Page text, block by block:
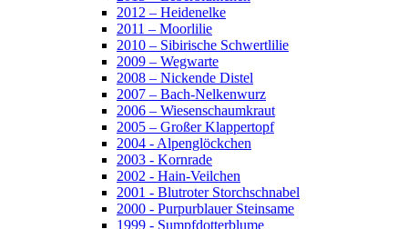
2012 – Heidenelke
2011 – Moorlilie
2010 – Sibirische Schwertlilie
2009 – Wegwarte
2008 – Nickende Distel
2007 – Bach-Nelkenwurz
2006 – Wiesenschaumkraut
2005 – Großer Klappertopf
2004 - Alpenglöckchen
2003 - Kornrade
2002 - Hain-Veilchen
2001 - Blutroter Storchschnabel
2000 - Purpurblauer Steinsame
1999 - Sumpfdotterblume